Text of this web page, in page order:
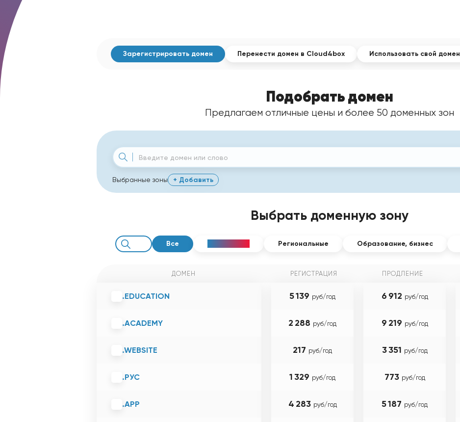
Зарегистрироватьдомен Перенести домен в Cloud4box Использоватьсвой домен
Подобрать домен
Предлагаем отличные цены и более 50 доменных зон
Выбранные зоны + Добавить
Выбрать доменную зону
Все Региональные Образование, бизнес
ДОМЕН РЕГИСТРАЦИЯ ПРОДЛЕНИЕ
.EDUCATION 5 139 руб/год 6 912 руб/год
.ACADEMY 2 288 руб/год 9 219 руб/год
.WEBSITE 217 руб/год 3 351 руб/год
.РУС 1 329 руб/год 773 руб/год
.APP 4 283 руб/год 5 187 руб/год